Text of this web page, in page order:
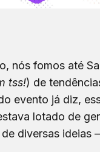
nós fomos até
tss!) de
evento já diz,
lotado de
diversas ideias